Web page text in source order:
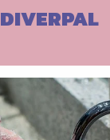
DIVERPAL